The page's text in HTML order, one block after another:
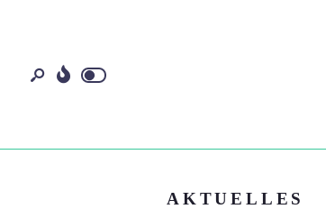
AKTUELLES